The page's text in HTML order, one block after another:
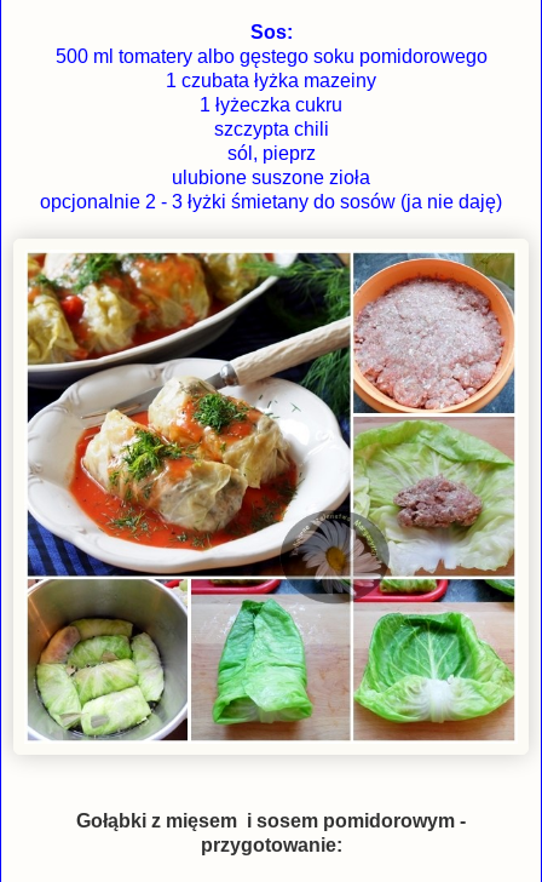
Sos:
500 ml tomatery albo gęstego soku pomidorowego
1 czubata łyżka mazeiny
1 łyżeczka cukru
szczypta chili
sól, pieprz
ulubione suszone zioła
opcjonalnie 2 - 3 łyżki śmietany do sosów (ja nie daję)
Gołąbki z mięsem i sosem pomidorowym -
przygotowanie: